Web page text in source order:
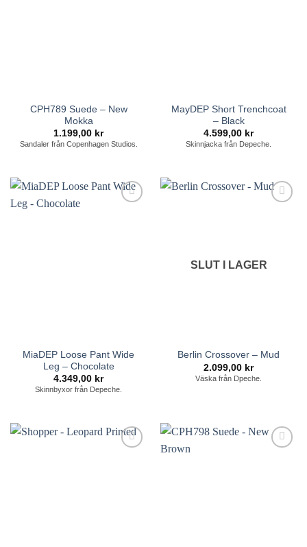
CPH789 Suede – New
Mokka
1.199,00 kr
Sandaler från Copenhagen Studios.
MayDEP Short Trenchcoat
– Black
4.599,00 kr
Skinnjacka från Depeche.
MiaDEP Loose Pant Wide
Leg – Chocolate
4.349,00 kr
Skinnbyxor från Depeche.
SLUT I LAGER
Berlin Crossover – Mud
2.099,00 kr
Väska från Dpeche.